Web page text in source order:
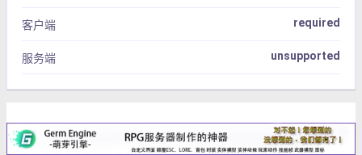
客户端 required
服务端 unsupported